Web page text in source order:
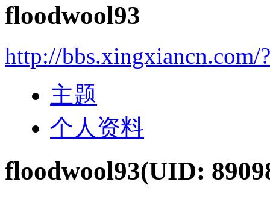
floodwool93
http://bbs.xingxiancn.com/
主题
个人资料
floodwool93(UID: